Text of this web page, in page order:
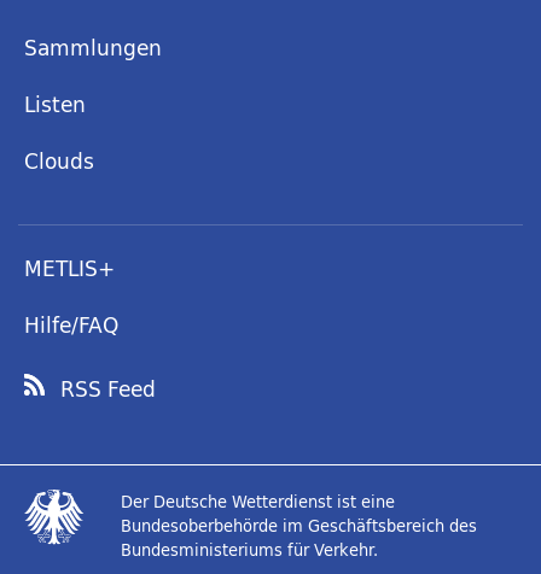
Sammlungen
Listen
Clouds
METLIS+
Hilfe/FAQ
RSS Feed
Der Deutsche Wetterdienst ist eine
Bundesoberbehörde im Geschäftsbereich des
Bundesministeriums für Verkehr.